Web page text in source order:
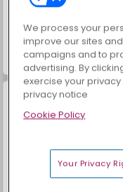
Masha and the Bear:
Sosyal İskambil
We process your
improve our sites
campaigns and to
advertising. By
exercise your
privacy notice
Cookie Policy
Your Privacy